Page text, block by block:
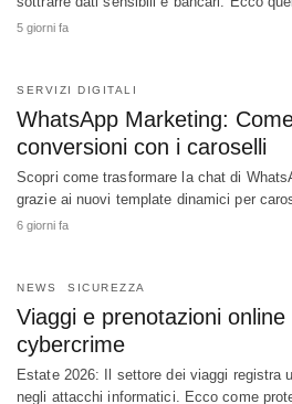
5 giorni fa
SERVIZI DIGITALI
WhatsApp Marketing:
conversioni con i caroselli
Scopri come trasformare la chat di
grazie ai nuovi template dinamici per
6 giorni fa
NEWS SICUREZZA
Viaggi e prenotazioni online
cybercrime
Estate 2026: Il settore dei viaggi registra
negli attacchi informatici. Ecco come